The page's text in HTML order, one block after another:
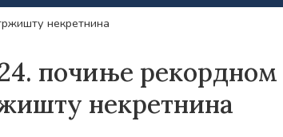
некретнина
почиње рекордном
некретнина